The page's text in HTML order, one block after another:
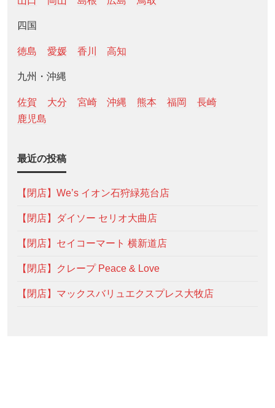
四国
徳島 愛媛 香川 高知
九州・沖縄
佐賀 大分 宮崎 沖縄 熊本 福岡
長崎
鹿児島
最近の投稿
【閉店】We’s イオン石狩緑苑台店
【閉店】ダイソー セリオ大曲店
【閉店】セイコーマート 横新道店
【閉店】クレープ Peace & Love
【閉店】マックスバリュエクスプレス大牧店